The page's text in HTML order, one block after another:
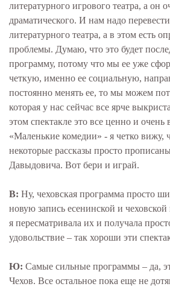
литературного игрового театра, а он
драматического. И нам надо
литературного театра, а в этом есть
проблемы. Думаю, что это будет
программу, потому что мы ее уже
четкую, именно ее социальную,
постоянно менять ее, то мы можем
которая у нас сейчас все ярче
этом спектакле это все ценно и
«Маленькие комедии» - я четко вижу,
некоторые рассказы просто
Давыдовича. Вот бери и играй.
В: Ну, чеховская программа просто
новую запись есенинской и
я пересматривала их и получала
удовольствие – так хороши эти
Ю: Самые сильные программы – да,
Чехов. Все остальное пока еще не